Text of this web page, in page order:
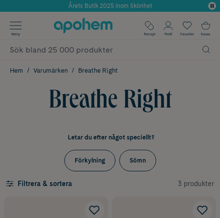
Använd kod: SOMMAR20 för 20% över 649kr
✓ Fri frakt
✓ Poäng på alla köp*
Meny Recept Profil Favoriter Kassa
Hem Varumärken Breathe Right
Breathe Right
Letar du efter något speciellt?
Förkylning Sömn
Filtrera & sortera 3 produkter